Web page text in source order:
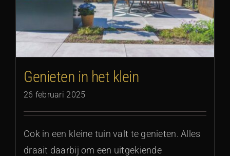
Genieten in het klein
26 februari 2025
Ook in een kleine tuin valt te genieten. Alles
draait daarbij om een uitgekiende